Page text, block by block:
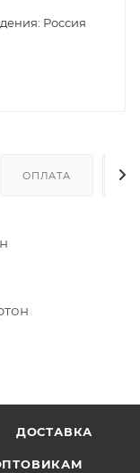
Россия
ОПЛАТА
ДОСТАВКА